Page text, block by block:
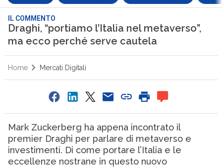
IL COMMENTO
Draghi, “portiamo l’Italia nel metaverso”,
ma ecco perché serve cautela
Home Mercati Digitali
Mark Zuckerberg ha appena incontrato il
premier Draghi per parlare di metaverso e
investimenti. Di come portare l’Italia e le
eccellenze nostrane in questo nuovo